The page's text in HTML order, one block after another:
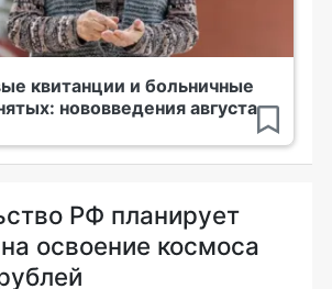
квитанции и больничные
нововведения августа
РФ планирует
освоение космоса